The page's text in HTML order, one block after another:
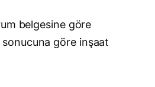
belgesine göre
sonucuna göre inşaat